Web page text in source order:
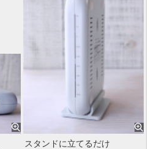
スタンドに立てるだけ